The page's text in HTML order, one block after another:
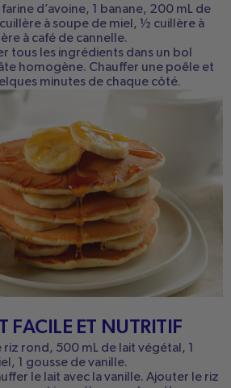
d’avoine, 1 banane, 200 mL de
à soupe de miel, ½ cuillère à
à café de cannelle.
tous les ingrédients dans un bol
homogène. Chauffer une poêle et
minutes de chaque côté.
FACILE ET NUTRITIF
riz rond, 500 mL de lait végétal, 1
1 gousse de vanille.
le lait avec la vanille. Ajouter le riz